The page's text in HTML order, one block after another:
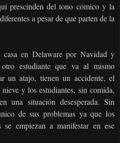
prescinden del tono cómico y la
a pesar de que parten de la
en Delaware por Navidad y
estudiante que va al mismo
un atajo, tienen un accidente, el
y los estudiantes, sin comida,
una situación desesperada. Sin
de sus problemas ya que los
se empiezan a manifestar en ese